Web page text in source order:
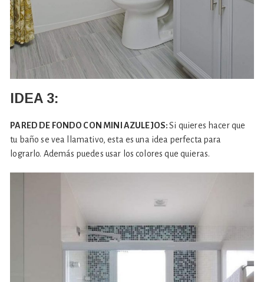
IDEA 3:
PARED DE FONDO CON MINI AZULEJOS:Si quieres hacer que
tu baño se vea llamativo, esta es una idea perfecta para
lograrlo. Además puedes usar los colores que quieras.